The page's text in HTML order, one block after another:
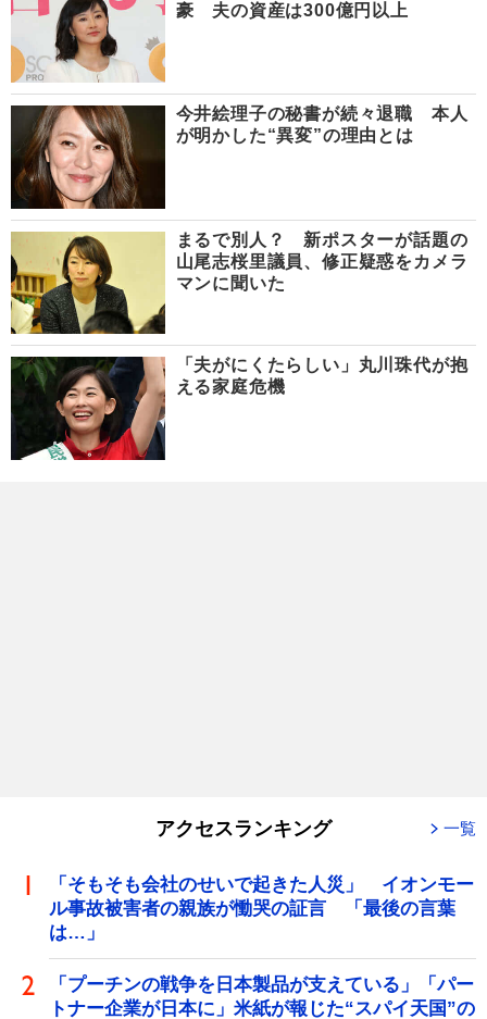
豪 夫の資産は300億円以上
今井絵理子の秘書が続々退職 本人
が明かした“異変”の理由とは
まるで別人？ 新ポスターが話題の
山尾志桜里議員、修正疑惑をカメラ
マンに聞いた
「夫がにくたらしい」丸川珠代が抱
える家庭危機
アクセスランキング 一覧
「そもそも会社のせいで起きた人災」 イオンモー
ル事故被害者の親族が慟哭の証言 「最後の言葉
は…」
「プーチンの戦争を日本製品が支えている」「パー
トナー企業が日本に」米紙が報じた“スパイ天国”の